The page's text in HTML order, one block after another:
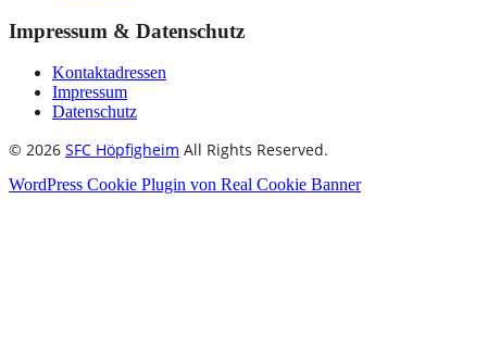
Impressum & Datenschutz
Kontaktadressen
Impressum
Datenschutz
© 2026 SFC Höpfigheim All Rights Reserved.
WordPress Cookie Plugin von Real Cookie Banner